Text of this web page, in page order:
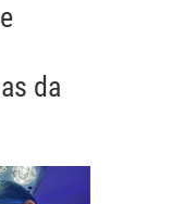
da